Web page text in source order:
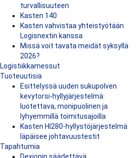
turvallisuuteen
Kasten 140
Kasten vahvistaa yhteistyötään
Logisnextin kanssa
Missä voit tavata meidät syksyllä
2026?
Logistiikkamessut
Tuoteuutisia
Esittelyssä uuden sukupolven
kevytorsi-hyllyjärjestelmä:
luotettava, monipuolinen ja
lyhyemmillä toimitusajoilla
Kasten HI280-hyllystöjärjestelmä
läpäisee johtavuustestit
Tapahtumia